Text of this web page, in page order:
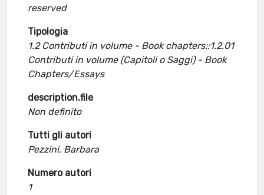
reserved
Tipologia
1.2 Contributi in volume - Book chapters::1.2.01
Contributi in volume (Capitoli o Saggi) - Book
Chapters/Essays
description.file
Non definito
Tutti gli autori
Pezzini, Barbara
Numero autori
1